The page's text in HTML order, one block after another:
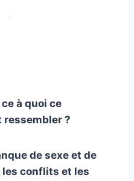
à quoi ce
ressembler ?
de sexe et de
les conflits et les